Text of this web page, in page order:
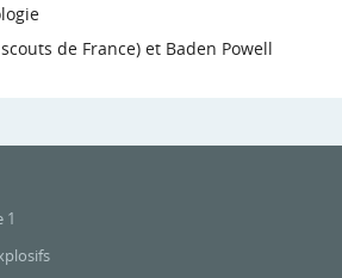
de France) et Baden Powell
1